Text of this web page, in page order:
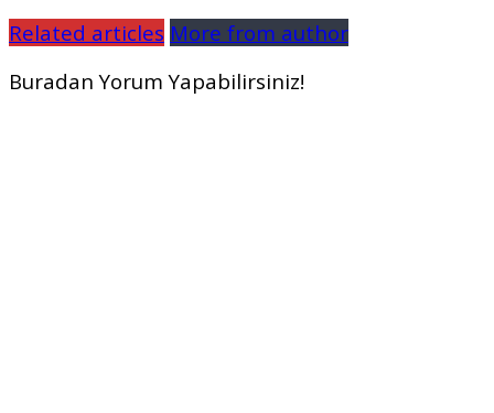
Related articles More from author
Buradan Yorum Yapabilirsiniz!